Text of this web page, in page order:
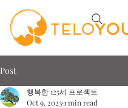
Post
행복한 125세 프로젝트
Oct 9, 20231 min read